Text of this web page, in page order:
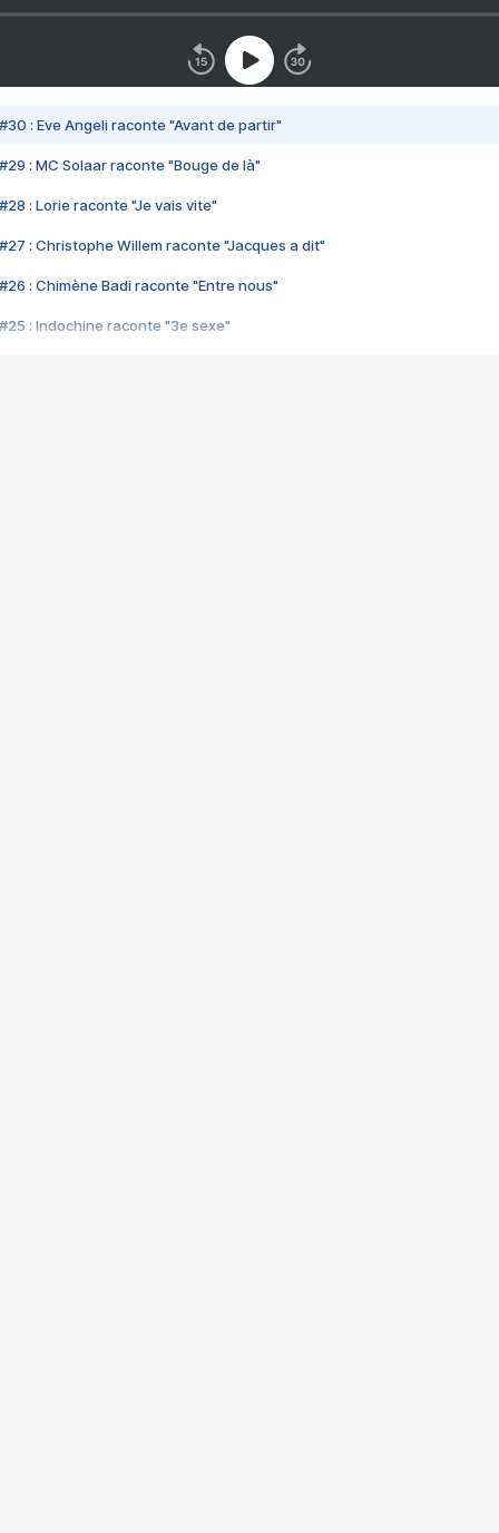
#30 : Eve Angeli raconte "Avant de partir"
#29 : MC Solaar raconte "Bouge de là"
#28 : Lorie raconte "Je vais vite"
#27 : Christophe Willem raconte "Jacques a dit"
#26 : Chimène Badi raconte "Entre nous"
#25 : Indochine raconte "3e sexe"